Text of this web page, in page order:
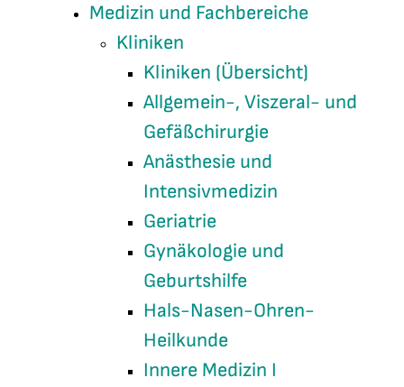
Medizin und Fachbereiche
Kliniken
Kliniken (Übersicht)
Allgemein-, Viszeral- und
Gefäßchirurgie
Anästhesie und
Intensivmedizin
Geriatrie
Gynäkologie und
Geburtshilfe
Hals-Nasen-Ohren-
Heilkunde
Innere Medizin I